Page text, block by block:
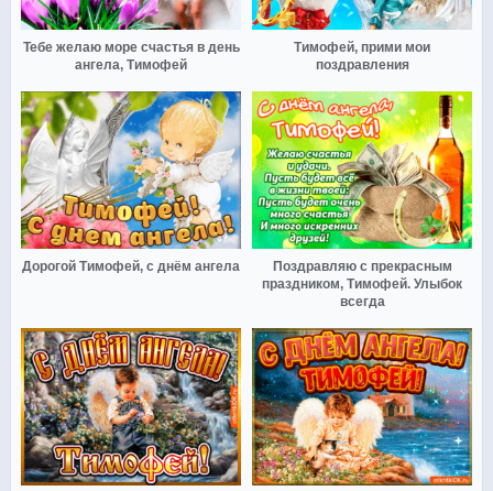
Тебе желаю море счастья в день
ангела, Тимофей
Тимофей, прими мои
поздравления
Дорогой Тимофей, с днём ангела
Поздравляю с прекрасным
праздником, Тимофей. Улыбок
всегда